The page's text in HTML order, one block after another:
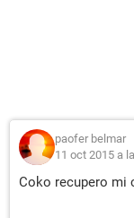
paofer belmar
11 oct 2015 a
Coko recupero mi